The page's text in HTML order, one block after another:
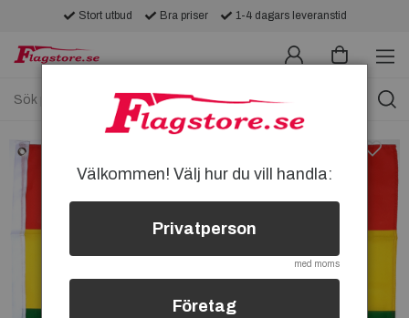
Stort utbud Bra priser 1-4 dagars leveranstid
Välkommen! Välj hur du vill handla:
Privatperson
med moms
Företag